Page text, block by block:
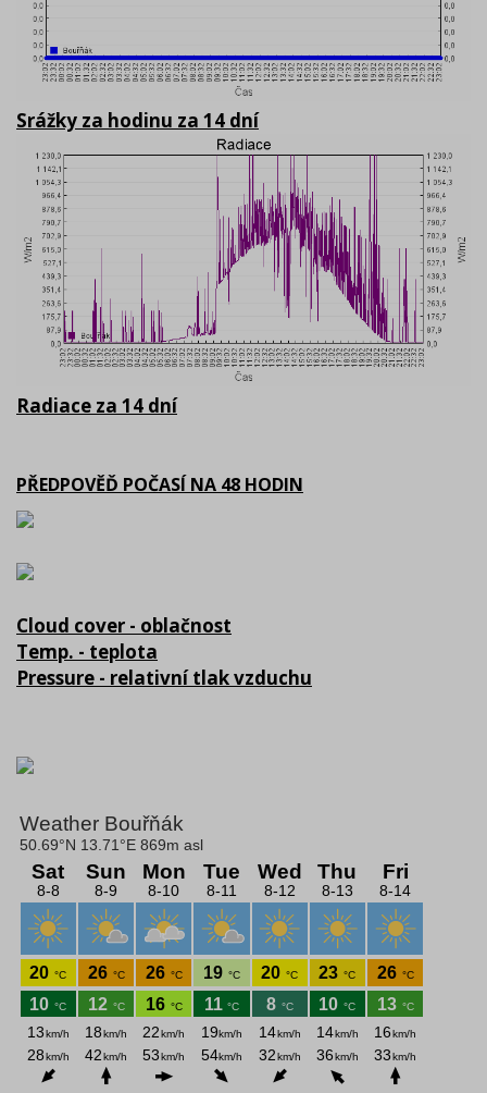
Srážky za hodinu za 14 dní
Radiace za 14 dní
PŘEDPOVĚĎ POČASÍ NA 48 HODIN
Cloud cover - oblačnost
Temp. - teplota
Pressure - relativní tlak vzduchu